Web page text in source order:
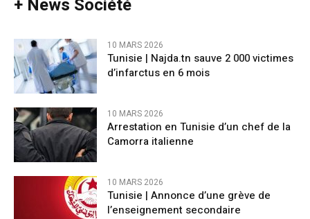
+ News Société
10 MARS 2026
Tunisie | Najda.tn sauve 2 000 victimes
d’infarctus en 6 mois
10 MARS 2026
Arrestation en Tunisie d’un chef de la
Camorra italienne
10 MARS 2026
Tunisie | Annonce d’une grève de
l’enseignement secondaire